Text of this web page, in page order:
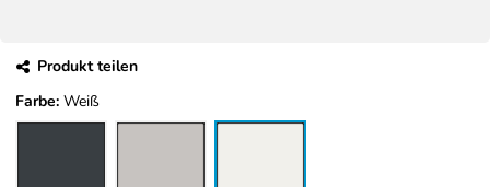
Produkt teilen
Farbe: Weiß